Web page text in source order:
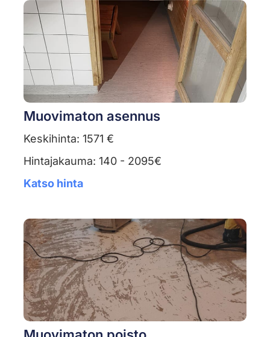
Muovimaton asennus
Keskihinta: 1571 €
Hintajakauma: 140 - 2095€
Katso hinta